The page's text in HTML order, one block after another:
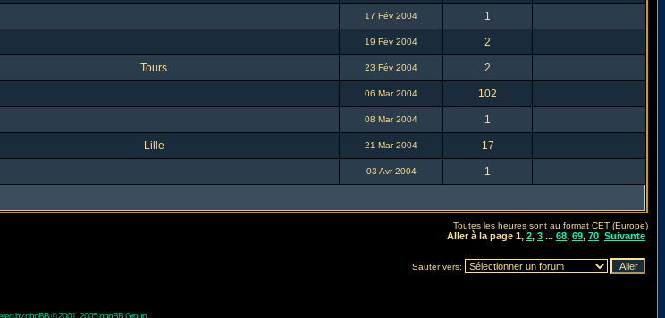
17 Fév 2004 1
19 Fév 2004 2
Tours 23 Fév 2004 2
06 Mar 2004 102
08 Mar 2004 1
Lille 21 Mar 2004 17
03 Avr 2004 1
Toutes les heures sont au format CET (Europe)
Aller à la page 1, 2, 3 ... 68, 69, 70 Suivante
Sauter vers:
byphpBB© 2001, 2005 phpBB Group